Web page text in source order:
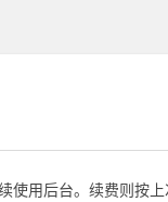
使用后台。续费则按上